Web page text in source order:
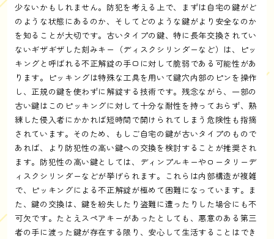
少ないかもしれません。防犯を考える上で、まずは自宅の鍵がど
のような状態にあるのか、そしてどのような鍵がより安全なのか
を知ることが大切です。古いタイプの鍵、特に長年交換されてい
ないギザギザした刻みキー（ディスクシリンダーなど）は、ピッ
キングと呼ばれる不正解錠の手口に対して脆弱である可能性があ
ります。ピッキングは特殊な工具を用いて鍵穴内部のピンを操作
し、正規の鍵を使わずに解錠する技術です。残念ながら、一部の
古い鍵はこのピッキングに対して十分な耐性を持っておらず、熟
練した侵入者にかかれば短時間で開けられてしまう危険性も指摘
されています。そのため、もしご自宅の鍵が古いタイプのもので
あれば、より防犯性の高い鍵への交換を検討することが推奨され
ます。防犯性の高い鍵としては、ディンプルキーやロータリーデ
ィスクシリンダーなどが挙げられます。これらは内部構造が複雑
で、ピッキングによる不正解錠が極めて困難になっています。ま
た、鍵の交換は、鍵を紛失したり盗難に遭ったりした場合にも不
可欠です。たとえスペアキーがあったとしても、悪意のある第三
者の手に渡った鍵が存在する限り、安心して生活することはでき